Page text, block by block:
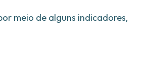
meio de alguns indicadores,